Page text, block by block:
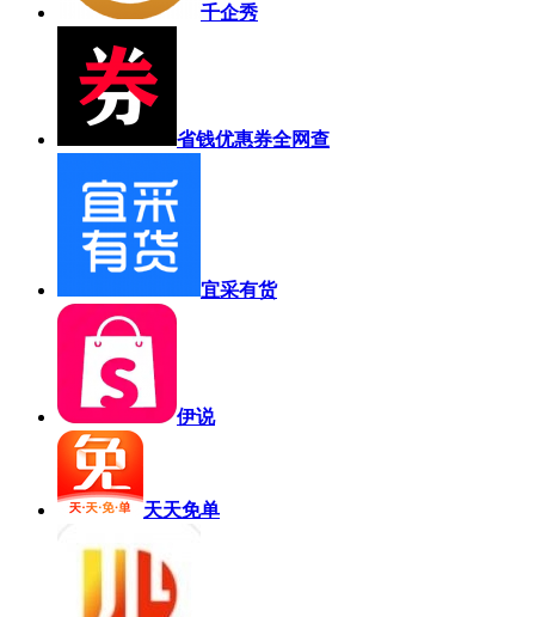
千企秀
省钱优惠券全网查
宜采有货
伊说
天天免单